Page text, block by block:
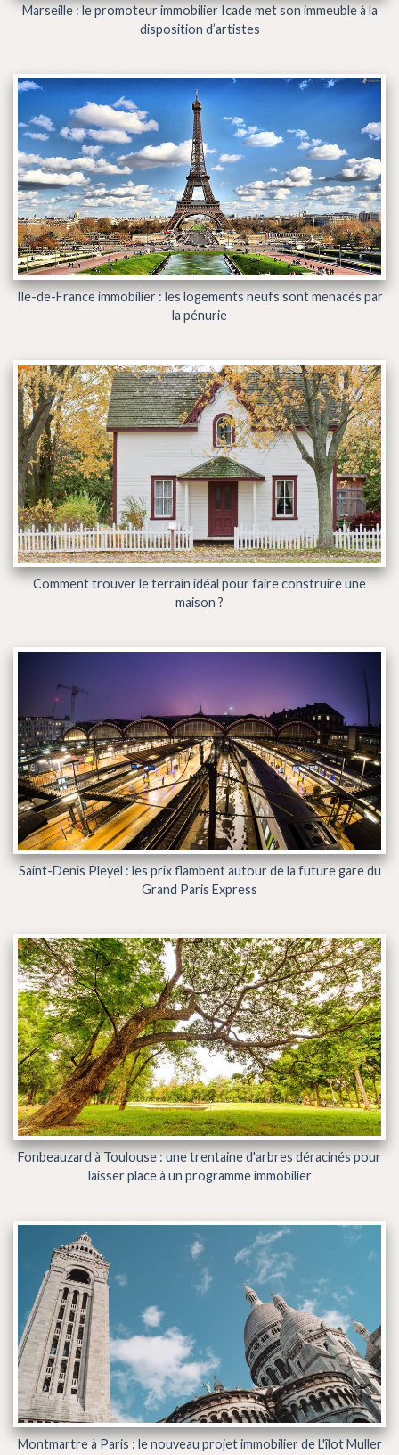
Marseille : le promoteur immobilier Icade met son immeuble à la
disposition d’artistes
Ile-de-France immobilier : les logements neufs sont menacés par
la pénurie
Comment trouver le terrain idéal pour faire construire une
maison ?
Saint-Denis Pleyel : les prix flambent autour de la future gare du
Grand Paris Express
Fonbeauzard à Toulouse : une trentaine d'arbres déracinés pour
laisser place à un programme immobilier
Montmartre à Paris : le nouveau projet immobilier de L'îlot Muller